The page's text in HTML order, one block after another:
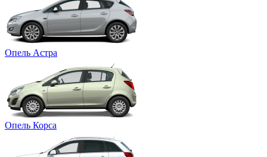
Опель Астра
Опель Корса